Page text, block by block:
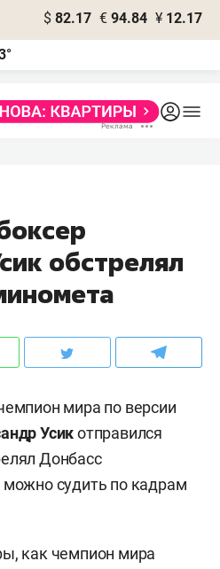
$ 82.17 € 94.84 ¥ 12.17
обстрелял
мира по версии
Усикотправился
Донбасс
судить по кадрам
как чемпион мира